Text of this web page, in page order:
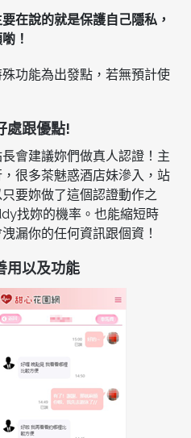
在說的就是保護自己隱私，
！
功能為出發點，若無預計使
處跟優點!
會建議妳們做真人認證！主
很多茶魅惑酒店妹滲入，站
要妳做了這個認證動作之
找妳的機率。也能縮短時
漏你的任何資訊跟個資！
用以及功能